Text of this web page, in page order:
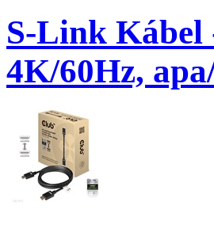
S-Link
4K/60Hz,